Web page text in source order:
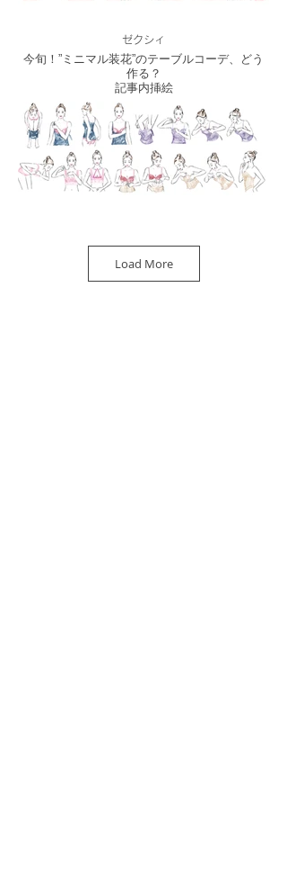
ゼクシィ
今旬！”ミニマル装花”のテーブルコーデ、どう
作る？
記事内挿絵
Load More